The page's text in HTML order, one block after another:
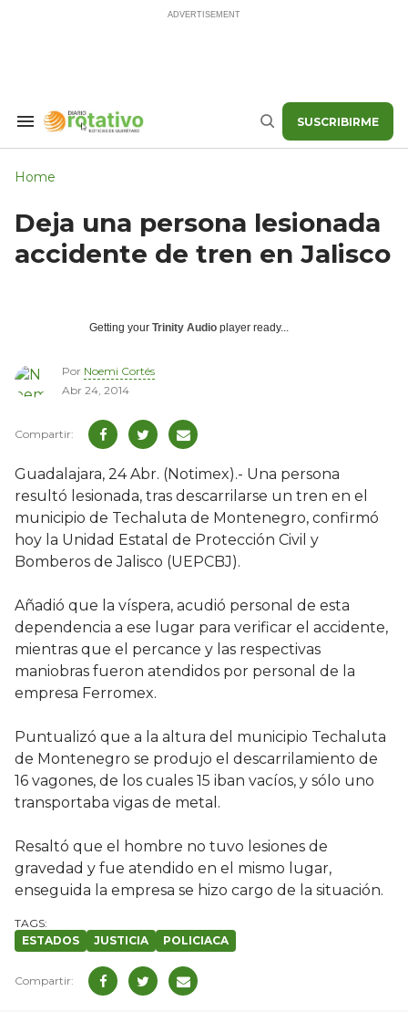
Search
Buscar SUSCRIBIRME
Home
Deja una persona lesionada
accidente de tren en Jalisco
Getting your Trinity Audio player ready...
Por Noemi Cortés
Abr 24, 2014
Guadalajara, 24 Abr. (Notimex).- Una persona
resultó lesionada, tras descarrilarse un tren en el
municipio de Techaluta de Montenegro, confirmó
hoy la Unidad Estatal de Protección Civil y
Bomberos de Jalisco (UEPCBJ).
Añadió que la víspera, acudió personal de esta
dependencia a ese lugar para verificar el accidente,
mientras que el percance y las respectivas
maniobras fueron atendidos por personal de la
empresa Ferromex.
Puntualizó que a la altura del municipio Techaluta
de Montenegro se produjo el descarrilamiento de
16 vagones, de los cuales 15 iban vacíos, y sólo uno
transportaba vigas de metal.
Resaltó que el hombre no tuvo lesiones de
gravedad y fue atendido en el mismo lugar,
enseguida la empresa se hizo cargo de la situación.
ESTADOS JUSTICIA POLICIACA